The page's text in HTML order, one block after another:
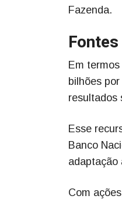
Fazenda.
Em
bilhões
resultados
Esse
Banco
adaptação
Com